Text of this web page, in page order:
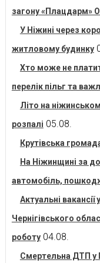
загону «Плацдарм»
У Ніжині через
житловому будинку
Хто може не
перелік пільг та
Літо на
розпалі 05.08.
Крутівська
На Ніжинщині за
автомобіль,
Актуальні вакансії
Чернігівського
роботу 04.08.
Смертельна ДТП у